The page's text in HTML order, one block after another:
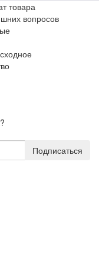
товара
вопросов
Подписаться